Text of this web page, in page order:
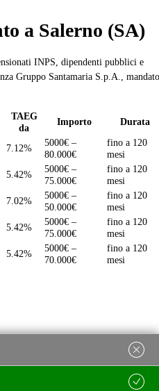
a Salerno (SA)
INPS, dipendenti pubblici e
Gruppo Santamaria S.p.A., mandato
TAEG
da
Importo Durata
7.12%
5000€ –
80.000€
fino a 120
mesi
5.42%
5000€ –
75.000€
fino a 120
mesi
7.02%
5000€ –
50.000€
fino a 120
mesi
5.42%
5000€ –
75.000€
fino a 120
mesi
5.42%
5000€ –
70.000€
fino a 120
mesi